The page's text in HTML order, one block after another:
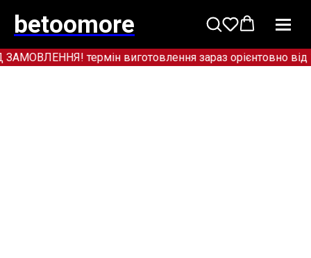
betoomore
термін виготовлення зараз орієнтовно від